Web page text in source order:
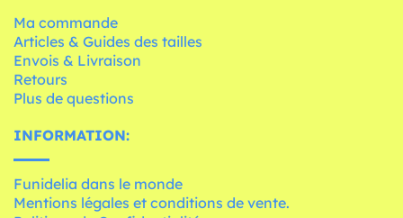
Ma commande
Articles & Guides des tailles
Envois & Livraison
Retours
Plus de questions
INFORMATION:
Funidelia dans le monde
Mentions légales et conditions de vente.